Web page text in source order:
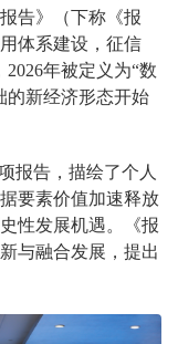
告》（下称《报
体系建设，征信
年被定义为“数
的新经济形态开始
报告，描绘了个人
要素价值加速释放
性发展机遇。《报
与融合发展，提出